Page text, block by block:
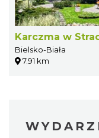
Karczma w
Bielsko-Biała
7.91 km